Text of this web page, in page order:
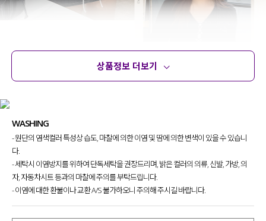
상품정보 더보기
WASHING
- 원단의 염색컬러 특성상 습도, 마찰에 의한 이염 및 땀에 의한 변색이 있을 수 있습니
다.
- 세탁시 이염방지를 위하여 단독세탁을 권장드리며, 밝은 컬러의 의류, 신발, 가방, 의
자, 자동차시트 등과의 마찰에 주의를 부탁드립니다.
- 이염에 대한 환불이나 교환 A/S 불가하오니 주의해 주시길 바랍니다.